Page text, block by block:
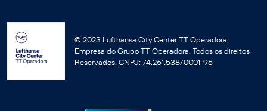
© 2023 Lufthansa City Center TT Operadora
Empresa do Grupo TT Operadora. Todos os direitos
Reservados. CNPJ: 74.261.538/0001-96